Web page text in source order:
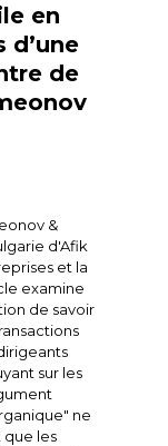
en
d’une
de
&
d'Afik
et la
examine
de savoir
sur les
ne
les